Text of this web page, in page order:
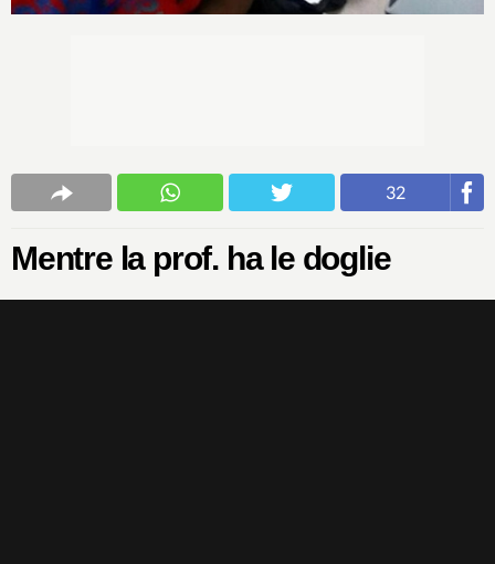
32
Mentre la prof. ha le doglie